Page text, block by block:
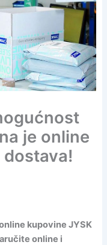
je online
kupovine JYSK
online i